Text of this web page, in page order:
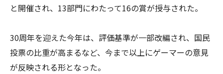
と開催され、13部門にわたって16の賞が授与された。
30周年を迎えた今年は、評価基準が一部改編され、国民
投票の比重が高まるなど、今まで以上にゲーマーの意見
が反映される形となった。